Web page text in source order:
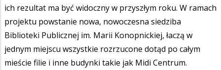
ich rezultat ma być widoczny w przyszłym roku. W ramach
projektu powstanie nowa, nowoczesna siedziba
Biblioteki Publicznej im. Marii Konopnickiej, łaczą w
jednym miejscu wszystkie rozrzucone dotąd po całym
mieście filie i inne budynki takie jak Midi Centrum.